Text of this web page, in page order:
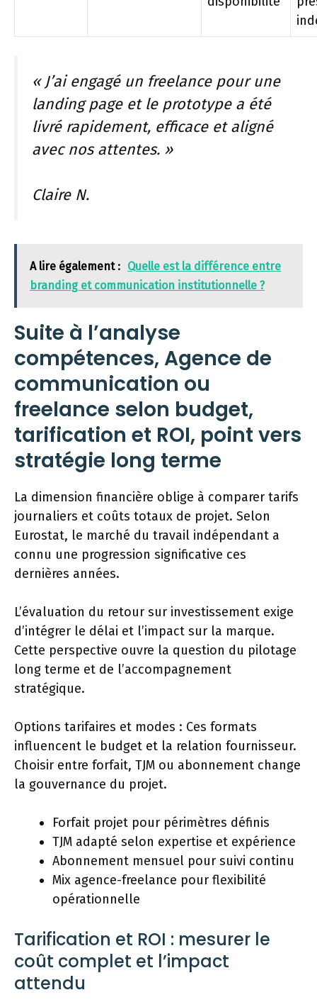
« J’ai engagé un freelance pour une
landing page et le prototype a été
livré rapidement, efficace et aligné
avec nos attentes. »
Claire N.
A lire également : Quelle est la différence entre
branding et communication institutionnelle ?
Suite à l’analyse
compétences, Agence de
communication ou
freelance selon budget,
tarification et ROI, point vers
stratégie long terme
La dimension financière oblige à comparer tarifs
journaliers et coûts totaux de projet. Selon
Eurostat, le marché du travail indépendant a
connu une progression significative ces
dernières années.
L’évaluation du retour sur investissement exige
d’intégrer le délai et l’impact sur la marque.
Cette perspective ouvre la question du pilotage
long terme et de l’accompagnement
stratégique.
Options tarifaires et modes : Ces formats
influencent le budget et la relation fournisseur.
Choisir entre forfait, TJM ou abonnement change
la gouvernance du projet.
Forfait projet pour périmètres définis
TJM adapté selon expertise et expérience
Abonnement mensuel pour suivi continu
Mix agence-freelance pour flexibilité
opérationnelle
Tarification et ROI : mesurer le
coût complet et l’impact
attendu